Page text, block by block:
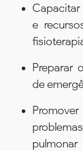
e
Preparar
de